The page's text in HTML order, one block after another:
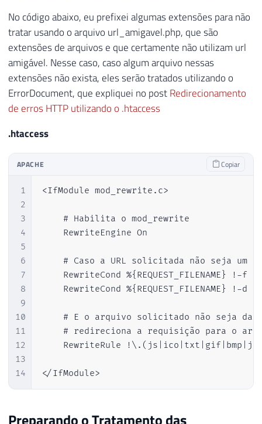
No código abaixo, eu prefixei algumas extensões para não
tratar usando o arquivo url_amigavel.php, que são
extensões de arquivos e que certamente não utilizam url
amigável. Nesse caso, caso algum arquivo nessas
extensões não exista, eles serão tratados utilizando o
ErrorDocument, que expliquei no postRedirecionamento
de erros HTTP utilizando o .htaccess
.htaccess
APACHE Copiar
1
2
3
4
5
6
7
8
9
10
11
12
13
14
<IfModule mod_rewrite.c>
    # Habilita o mod_rewrite
    RewriteEngine On
# Caso a URL solicitada não seja um
    RewriteCond %{REQUEST_FILENAME} !-f
    RewriteCond %{REQUEST_FILENAME} !-d
# E o arquivo solicitado não seja
# redireciona a requisição para o
RewriteRule
</IfModule>